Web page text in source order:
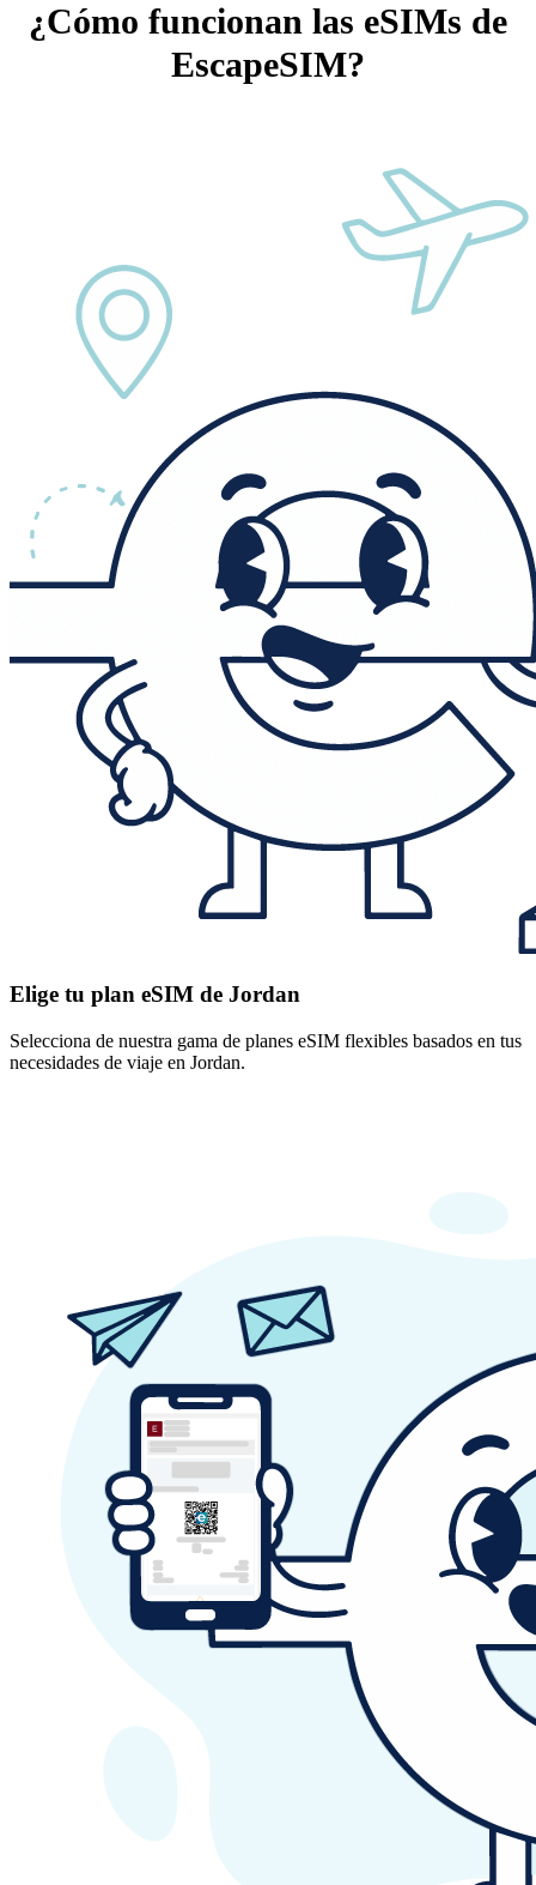
¿Cómo funcionan las eSIMs de
EscapeSIM?
Elige tu plan eSIM de Jordan
Selecciona de nuestra gama de planes eSIM flexibles basados en tus
necesidades de viaje en Jordan.